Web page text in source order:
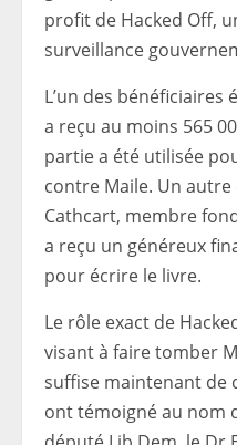
profit de Hacked Off,
surveillance
L’un des bénéficiaires
a reçu au moins 565
partie a été utilisée
contre Maile. Un
Cathcart, membre
a reçu un généreux
pour écrire le livre.
Le rôle exact de
visant à faire tomber
suffise maintenant de
ont témoigné au nom